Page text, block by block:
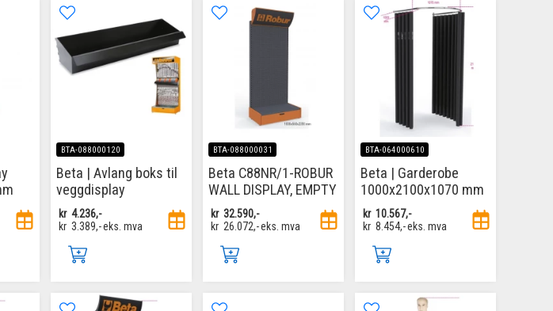
BTA-088000120
Beta | Avlang boks til
veggdisplay
kr 4.236,-
kr 3.389,-eks. mva
BTA-088000031
Beta C88NR/1-ROBUR
WALL DISPLAY, EMPTY
kr 32.590,-
kr 26.072,-eks. mva
BTA-064000610
Beta | Garderobe
1000x2100x1070 mm
kr 10.567,-
kr 8.454,-eks. mva